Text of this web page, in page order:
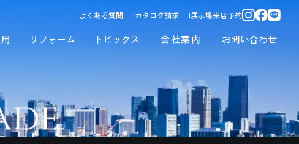
よくある質問 カタログ請求 展示場来店予約
リフォーム トピックス 会社案内 お問い合わせ